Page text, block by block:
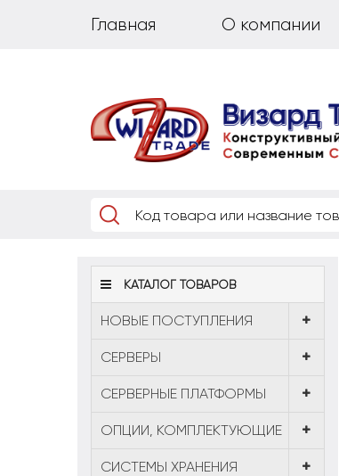
Главная О компании
КАТАЛОГ ТОВАРОВ
НОВЫЕ ПОСТУПЛЕНИЯ
CЕРВЕРЫ
СЕРВЕРНЫЕ ПЛАТФОРМЫ
ОПЦИИ, КОМПЛЕКТУЮЩИЕ
СИСТЕМЫ ХРАНЕНИЯ